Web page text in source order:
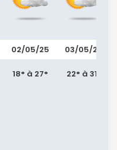
02/05/25
18° à 27°
03/05/25
22° à 31°
par mail